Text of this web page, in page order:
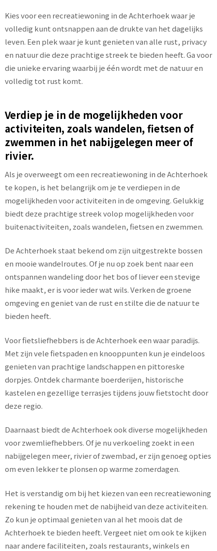
Kies voor een recreatiewoning in de Achterhoek waar je
volledig kunt ontsnappen aan de drukte van het dagelijks
leven. Een plek waar je kunt genieten van alle rust, privacy
en natuur die deze prachtige streek te bieden heeft. Ga voor
die unieke ervaring waarbij je één wordt met de natuur en
volledig tot rust komt.
Verdiep je in de mogelijkheden voor
activiteiten, zoals wandelen, fietsen of
zwemmen in het nabijgelegen meer of
rivier.
Als je overweegt om een recreatiewoning in de Achterhoek
te kopen, is het belangrijk om je te verdiepen in de
mogelijkheden voor activiteiten in de omgeving. Gelukkig
biedt deze prachtige streek volop mogelijkheden voor
buitenactiviteiten, zoals wandelen, fietsen en zwemmen.
De Achterhoek staat bekend om zijn uitgestrekte bossen
en mooie wandelroutes. Of je nu op zoek bent naar een
ontspannen wandeling door het bos of liever een stevige
hike maakt, er is voor ieder wat wils. Verken de groene
omgeving en geniet van de rust en stilte die de natuur te
bieden heeft.
Voor fietsliefhebbers is de Achterhoek een waar paradijs.
Met zijn vele fietspaden en knooppunten kun je eindeloos
genieten van prachtige landschappen en pittoreske
dorpjes. Ontdek charmante boerderijen, historische
kastelen en gezellige terrasjes tijdens jouw fietstocht door
deze regio.
Daarnaast biedt de Achterhoek ook diverse mogelijkheden
voor zwemliefhebbers. Of je nu verkoeling zoekt in een
nabijgelegen meer, rivier of zwembad, er zijn genoeg opties
om even lekker te plonsen op warme zomerdagen.
Het is verstandig om bij het kiezen van een recreatiewoning
rekening te houden met de nabijheid van deze activiteiten.
Zo kun je optimaal genieten van al het moois dat de
Achterhoek te bieden heeft. Vergeet niet om ook te kijken
naar andere faciliteiten, zoals restaurants, winkels en